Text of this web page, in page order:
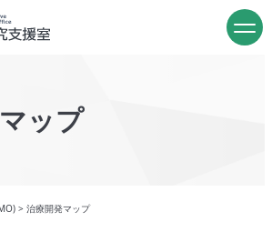
ップ
> 治療開発マップ